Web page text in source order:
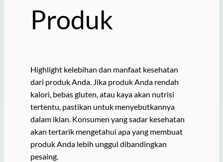
Produk
Highlight kelebihan dan manfaat kesehatan
dari produk Anda. Jika produk Anda rendah
kalori, bebas gluten, atau kaya akan nutrisi
tertentu, pastikan untuk menyebutkannya
dalam iklan. Konsumen yang sadar kesehatan
akan tertarik mengetahui apa yang membuat
produk Anda lebih unggul dibandingkan
pesaing.